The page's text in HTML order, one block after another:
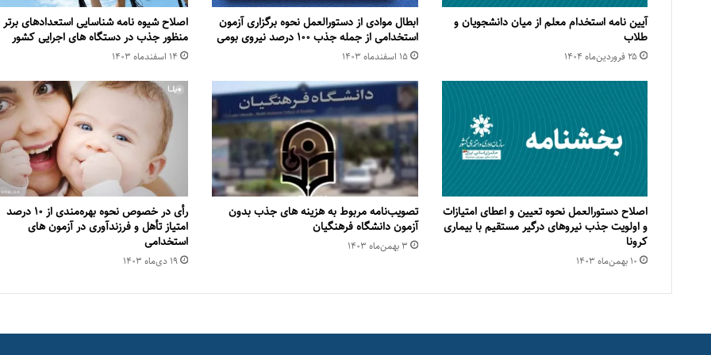
آیین نامه استخدام معلم از میان دانشجویان و
طلاب
۲۵ فروردین‌ماه ۱۴۰۴
ابطال موادی از دستورالعمل نحوه برگزاری آزمون
استخدامی از جمله جذب ۱۰۰ درصد نیروی بومی
۱۵ اسفند‌ماه ۱۴۰۳
اصلاح شیوه نامه شناسایی استعدادهای برتر
منظور جذب در دستگاه های اجرایی کشور
۱۴ اسفند‌ماه ۱۴۰۳
اصلاح دستورالعمل نحوه تعیین و اعطای امتیازات
و اولویت جذب نیروهای درگیر مستقیم با بیماری
کرونا
۱۰ بهمن‌ماه ۱۴۰۳
تصویب‌نامه مربوط به هزینه های جذب بدون
آزمون دانشگاه فرهنگیان
۳ بهمن‌ماه ۱۴۰۳
رأی در خصوص نحوه بهره‌مندی از ۱۰ درصد
امتیاز تأهل و فرزندآوری در آزمون های
استخدامی
۱۹ دی‌ماه ۱۴۰۳